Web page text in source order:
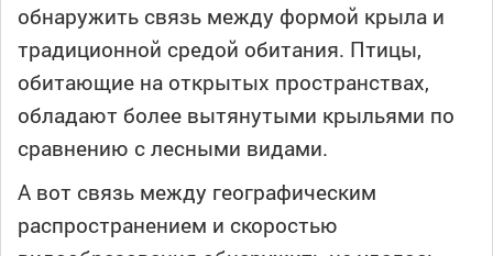
обнаружить связь между формой крыла и
традиционной средой обитания. Птицы,
обитающие на открытых пространствах,
обладают более вытянутыми крыльями по
сравнению с лесными видами.
А вот связь между географическим
распространением и скоростью